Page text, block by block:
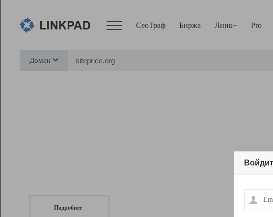
СеоТраф Биржа Линк+ Pro
Домен
Подробнее
Email